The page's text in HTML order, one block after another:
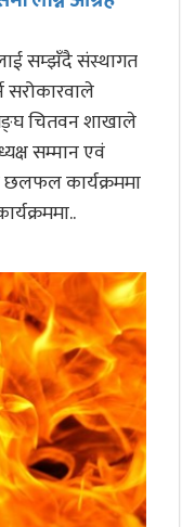
सम्झँदै संस्थागत
सरोकारवाले
चितवन शाखाले
सम्मान एवं
कार्यक्रममा